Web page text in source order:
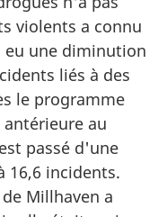
violents a connu
eu une diminution
liés à des
le programme
au
passé d'une
16,6 incidents.
Millhaven a